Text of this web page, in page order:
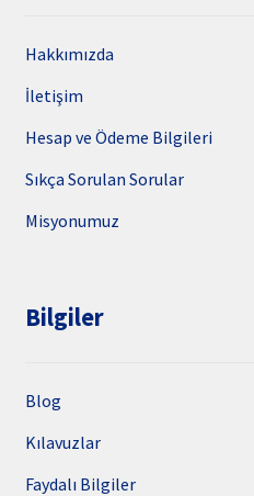
Hakkımızda
İletişim
Hesap ve Ödeme Bilgileri
Sıkça Sorulan Sorular
Misyonumuz
Bilgiler
Blog
Kılavuzlar
Faydalı Bilgiler